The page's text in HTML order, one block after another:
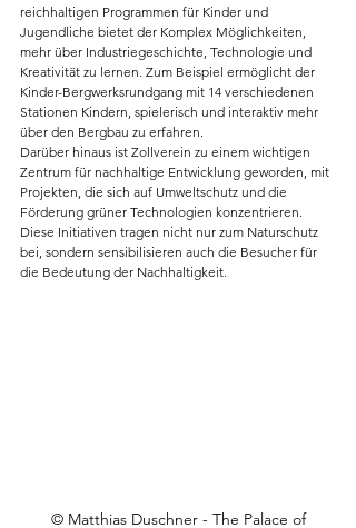
reichhaltigen Programmen für Kinder und
Jugendliche bietet der Komplex Möglichkeiten,
mehr über Industriegeschichte, Technologie und
Kreativität zu lernen. Zum Beispiel ermöglicht der
Kinder-Bergwerksrundgang mit 14 verschiedenen
Stationen Kindern, spielerisch und interaktiv mehr
über den Bergbau zu erfahren.
Darüber hinaus ist Zollverein zu einem wichtigen
Zentrum für nachhaltige Entwicklung geworden, mit
Projekten, die sich auf Umweltschutz und die
Förderung grüner Technologien konzentrieren.
Diese Initiativen tragen nicht nur zum Naturschutz
bei, sondern sensibilisieren auch die Besucher für
die Bedeutung der Nachhaltigkeit.